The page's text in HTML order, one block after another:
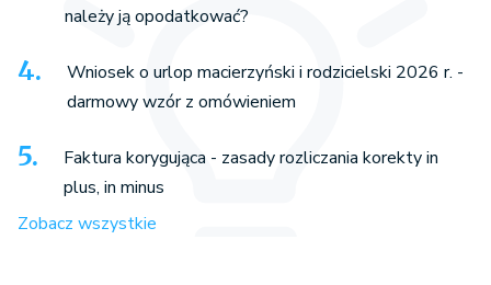
należy ją opodatkować?
Wniosek o urlop macierzyński i rodzicielski 2026 r. -
darmowy wzór z omówieniem
Faktura korygująca - zasady rozliczania korekty in
plus, in minus
Zobacz wszystkie